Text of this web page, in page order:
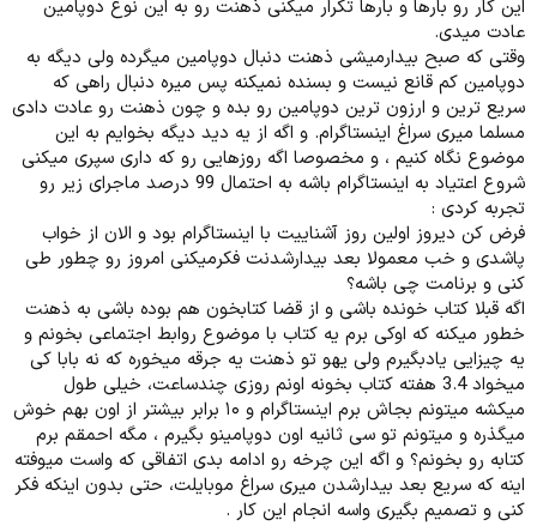
این کار رو بارها و بارها تکرار میکنی ذهنت رو به این نوع دوپامین
عادت میدی.
وقتی که صبح بیدارمیشی ذهنت دنبال دوپامین میگرده ولی دیگه به
دوپامین کم قانع نیست و بسنده نمیکنه پس میره دنبال راهی که
سریع ترین و ارزون ترین دوپامین رو بده و چون ذهنت رو عادت دادی
مسلما میری سراغ اینستاگرام. و اگه از یه دید دیگه بخوایم به این
موضوع نگاه کنیم ، و مخصوصا اگه روزهایی رو که داری سپری میکنی
شروع اعتیاد به اینستاگرام باشه به احتمال 99 درصد ماجرای زیر رو
تجربه کردی :
فرض کن دیروز اولین روز آشناییت با اینستاگرام بود و الان از خواب
پاشدی و خب معمولا بعد بیدارشدنت فکرمیکنی امروز رو چطور طی
کنی و برنامت چی باشه؟
اگه قبلا کتاب خونده باشی و از قضا کتابخون هم بوده باشی به ذهنت
خطور میکنه که اوکی برم یه کتاب با موضوع روابط اجتماعی بخونم و
یه چیزایی یادبگیرم ولی یهو تو ذهنت یه جرقه میخوره که نه بابا کی
میخواد 3.4 هفته کتاب بخونه اونم روزی چندساعت، خیلی طول
میکشه میتونم بجاش برم اینستاگرام و ۱۰ برابر بیشتر از اون بهم خوش
میگذره و میتونم تو سی ثانیه اون دوپامینو بگیرم ، مگه احمقم برم
کتابه رو بخونم؟ و اگه این چرخه رو ادامه بدی اتفاقی که واست میوفته
اینه که سریع بعد بیدارشدن میری سراغ موبایلت، حتی بدون اینکه فکر
کنی و تصمیم بگیری واسه انجام این کار .